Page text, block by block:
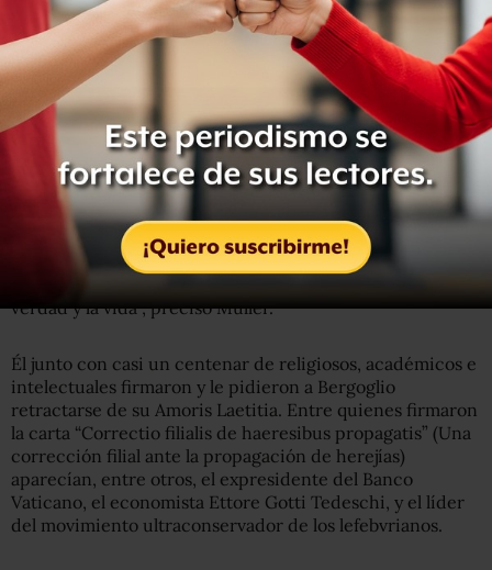
Tras el fallecimiento de los cardenales Caffarra y Meisner,
Burke y Brandmüller se erigieron como los exponentes
más aguerridos que buscaban frenar la “herejía” de
Francisco.
Y a sus críticas se sumó también el cardenal Gerhard
Müller, exprefecto de la congregación Doctrina de la Fe,
quien en septiembre de 2017 retó al papa a sostener un
debate formal sobre su polémica exhortación apostólica y
lo acusó de sucumbir a un “enfoque marxista” de la fe:
“Nuestras categorías no son la teoría y la práctica, sino la
verdad y la vida”, precisó Müller.
Él junto con casi un centenar de religiosos, académicos e
intelectuales firmaron y le pidieron a Bergoglio
retractarse de su Amoris Laetitia. Entre quienes firmaron
la carta “Correctio filialis de haeresibus propagatis” (Una
corrección filial ante la propagación de herejías)
aparecían, entre otros, el expresidente del Banco
Vaticano, el economista Ettore Gotti Tedeschi, y el líder
del movimiento ultraconservador de los lefebvrianos.